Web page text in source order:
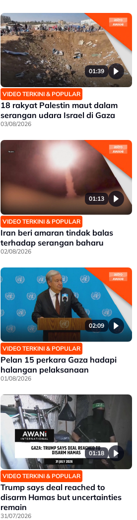
01:39
VIDEO TERKINI & POPULAR
18 rakyat Palestin maut dalam
serangan udara Israel di Gaza
03/08/2026
01:13
VIDEO TERKINI & POPULAR
Iran beri amaran tindak balas
terhadap serangan baharu
02/08/2026
02:09
VIDEO TERKINI & POPULAR
Pelan 15 perkara Gaza hadapi
halangan pelaksanaan
01/08/2026
01:18
VIDEO TERKINI & POPULAR
Trump says deal reached to
disarm Hamas but uncertainties
remain
31/07/2026